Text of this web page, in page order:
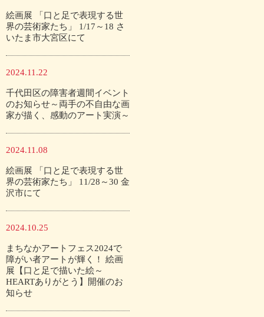
絵画展 「口と足で表現する世
界の芸術家たち」 1/17～18 さ
いたま市大宮区にて
2024.11.22
千代田区の障害者週間イベント
のお知らせ～両手の不自由な画
家が描く、感動のアート実演～
2024.11.08
絵画展 「口と足で表現する世
界の芸術家たち」 11/28～30 金
沢市にて
2024.10.25
まちなかアートフェス2024で
障がい者アートが輝く！ 絵画
展【口と足で描いた絵～
HEARTありがとう】開催のお
知らせ